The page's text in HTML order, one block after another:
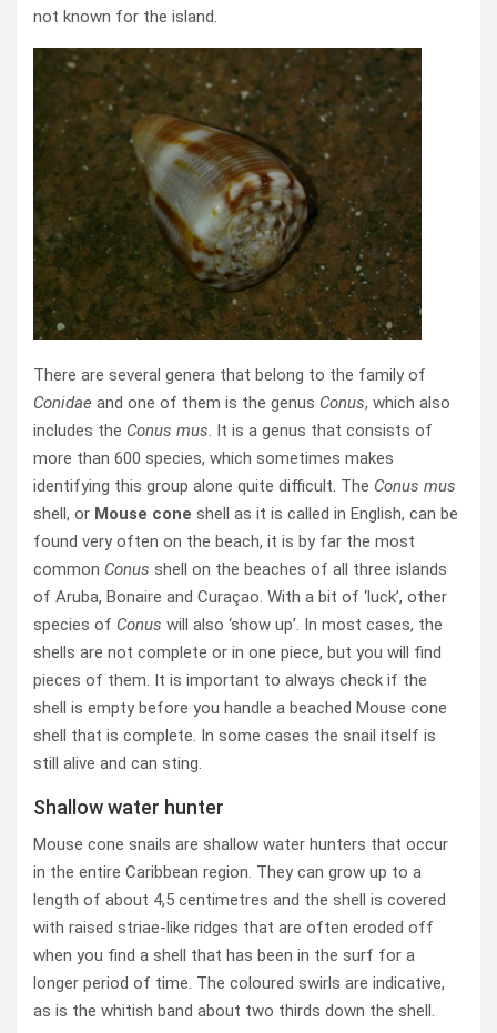
not known for the island.
There are several genera that belong to the family of
Conidae and one of them is the genus Conus, which also
includes the Conus mus. It is a genus that consists of
more than 600 species, which sometimes makes
identifying this group alone quite difficult. The Conus mus
shell, or Mouse cone shell as it is called in English, can be
found very often on the beach, it is by far the most
common Conus shell on the beaches of all three islands
of Aruba, Bonaire and Curaçao. With a bit of ‘luck’, other
species of Conus will also ‘show up’. In most cases, the
shells are not complete or in one piece, but you will find
pieces of them. It is important to always check if the
shell is empty before you handle a beached Mouse cone
shell that is complete. In some cases the snail itself is
still alive and can sting.
Shallow water hunter
Mouse cone snails are shallow water hunters that occur
in the entire Caribbean region. They can grow up to a
length of about 4,5 centimetres and the shell is covered
with raised striae-like ridges that are often eroded off
when you find a shell that has been in the surf for a
longer period of time. The coloured swirls are indicative,
as is the whitish band about two thirds down the shell.